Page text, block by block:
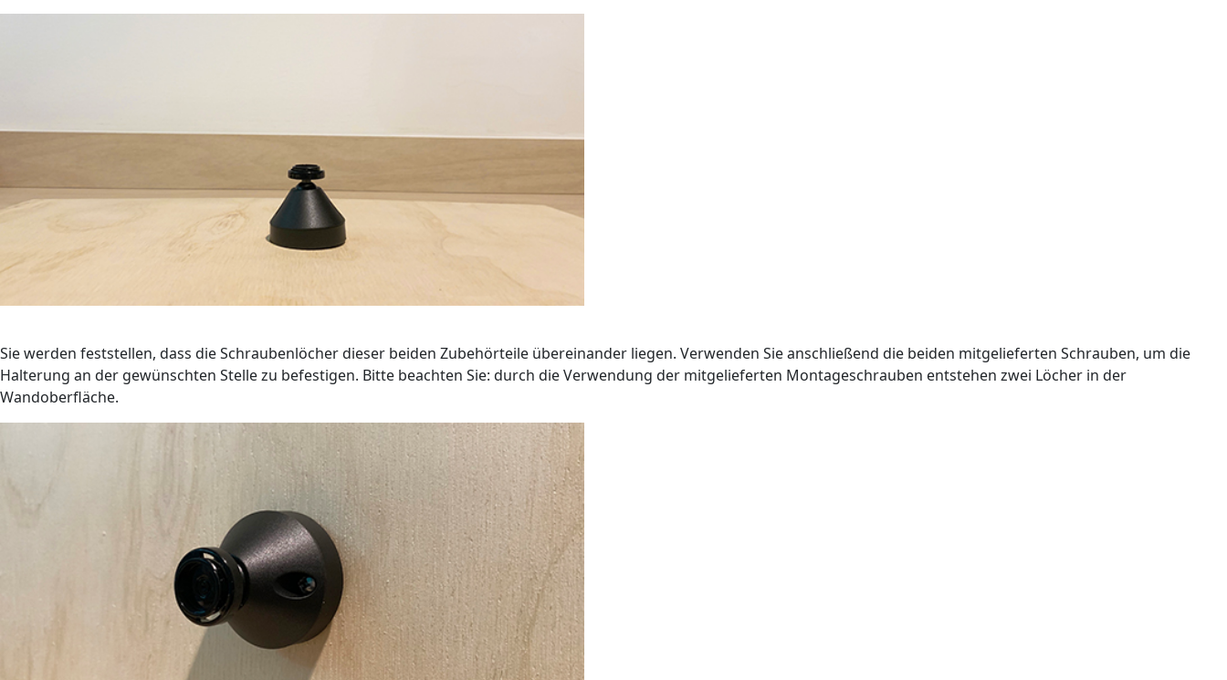
Sie werden feststellen, dass die Schraubenlöcher dieser beiden Zubehörteile übereinander liegen. Verwenden Sie anschließend die beiden mitgelieferten Schrauben, um die
Halterung an der gewünschten Stelle zu befestigen. Bitte beachten Sie: durch die Verwendung der mitgelieferten Montageschrauben entstehen zwei Löcher in der
Wandoberfläche.